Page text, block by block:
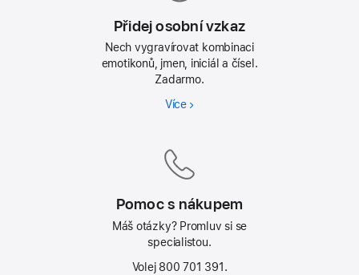
Přidej osobní vzkaz
Nech vygravírovat kombinaci
emotikonů, jmen, iniciál a čísel.
Zadarmo.
Více
Pomoc s nákupem
Máš otázky? Promluv si se
specialistou.
Volej 800 701 391.